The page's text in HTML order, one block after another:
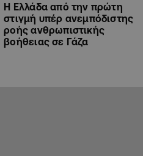
Η Ελλάδα από την πρώτη
στιγμή υπέρ ανεμπόδιστης
ροής ανθρωπιστικής
βοήθειας σε Γάζα